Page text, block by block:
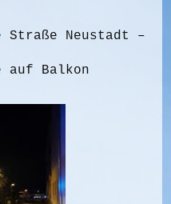
Straße Neustadt –
auf Balkon